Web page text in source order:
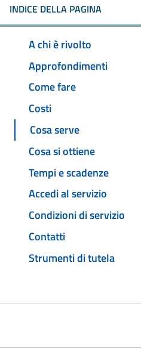
INDICE DELLA PAGINA
A chi è rivolto
Approfondimenti
Come fare
Costi
Cosa serve
Cosa si ottiene
Tempi e scadenze
Accedi al servizio
Condizioni di servizio
Contatti
Strumenti di tutela